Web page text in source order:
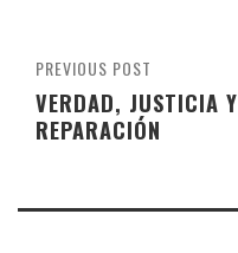
PREVIOUS POST
VERDAD, JUSTICIA Y
REPARACIÓN